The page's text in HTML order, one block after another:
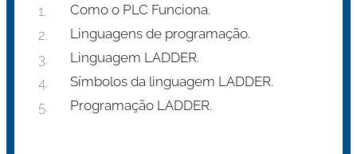
Como o PLC Funciona.
Linguagens de programação.
Linguagem LADDER.
Símbolos da linguagem LADDER.
Programação LADDER.